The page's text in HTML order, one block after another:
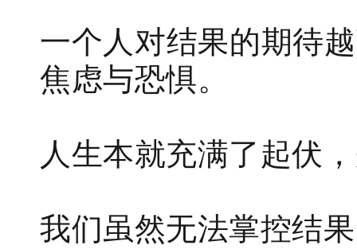
一个人对结果的期待
焦虑与恐惧。
人生本就充满了起伏
我们虽然无法掌控结